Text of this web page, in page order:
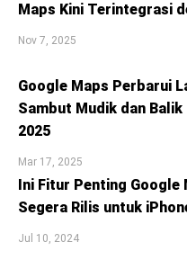
Maps Kini Terintegrasi
Nov 7, 2025
Google Maps Perbarui
Sambut Mudik dan Balik
2025
Mar 17, 2025
Ini Fitur Penting Google
Segera Rilis untuk
Jul 10, 2024